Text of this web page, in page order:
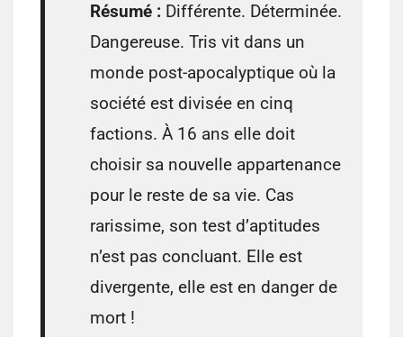
Résumé : Différente. Déterminée.
Dangereuse. Tris vit dans un
monde post-apocalyptique où la
société est divisée en cinq
factions. À 16 ans elle doit
choisir sa nouvelle appartenance
pour le reste de sa vie. Cas
rarissime, son test d’aptitudes
n’est pas concluant. Elle est
divergente, elle est en danger de
mort !